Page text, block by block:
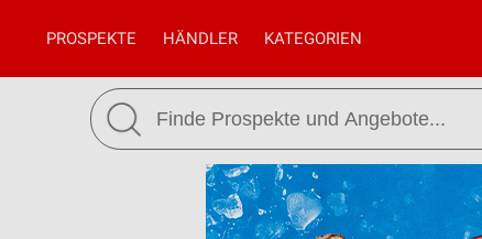
PROSPEKTE HÄNDLER KATEGORIEN